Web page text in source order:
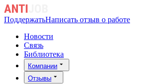
ПоддержатьНаписать отзыв о работе
Новости
Связь
Библиотека
Компании
Отзывы